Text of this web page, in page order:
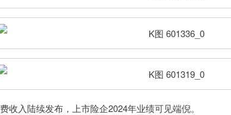
入陆续发布，上市险企2024年业绩可见端倪。